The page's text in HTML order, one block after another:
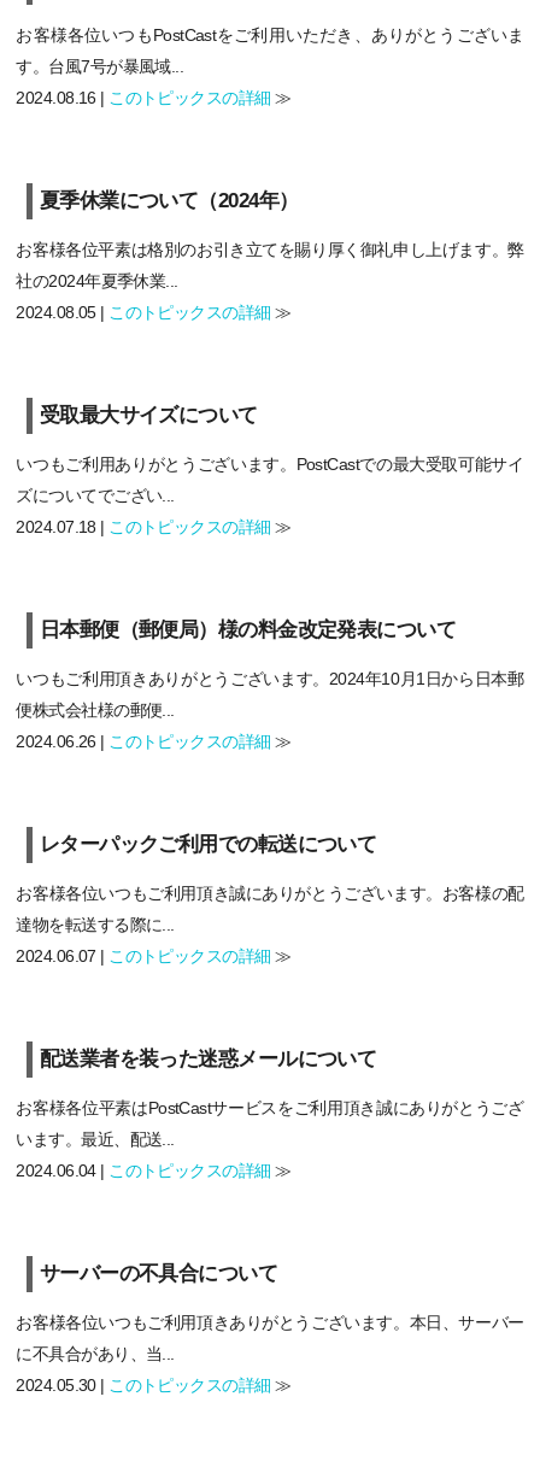
お客様各位いつもPostCastをご利用いただき、ありがとうございま
す。台風7号が暴風域...
2024.08.16 | このトピックスの詳細 ≫
夏季休業について（2024年）
お客様各位平素は格別のお引き立てを賜り厚く御礼申し上げます。弊
社の2024年夏季休業...
2024.08.05 | このトピックスの詳細 ≫
受取最大サイズについて
いつもご利用ありがとうございます。PostCastでの最大受取可能サイ
ズについてでござい...
2024.07.18 | このトピックスの詳細 ≫
日本郵便（郵便局）様の料金改定発表について
いつもご利用頂きありがとうございます。2024年10月1日から日本郵
便株式会社様の郵便...
2024.06.26 | このトピックスの詳細 ≫
レターパックご利用での転送について
お客様各位いつもご利用頂き誠にありがとうございます。お客様の配
達物を転送する際に...
2024.06.07 | このトピックスの詳細 ≫
配送業者を装った迷惑メールについて
お客様各位平素はPostCastサービスをご利用頂き誠にありがとうござ
います。最近、配送...
2024.06.04 | このトピックスの詳細 ≫
サーバーの不具合について
お客様各位いつもご利用頂きありがとうございます。本日、サーバー
に不具合があり、当...
2024.05.30 | このトピックスの詳細 ≫